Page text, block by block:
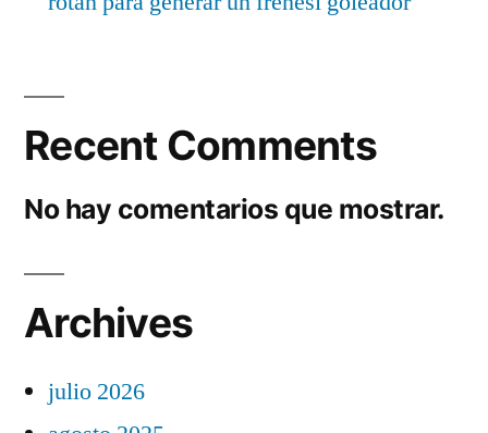
Recent Comments
No hay comentarios que mostrar.
Archives
julio 2026